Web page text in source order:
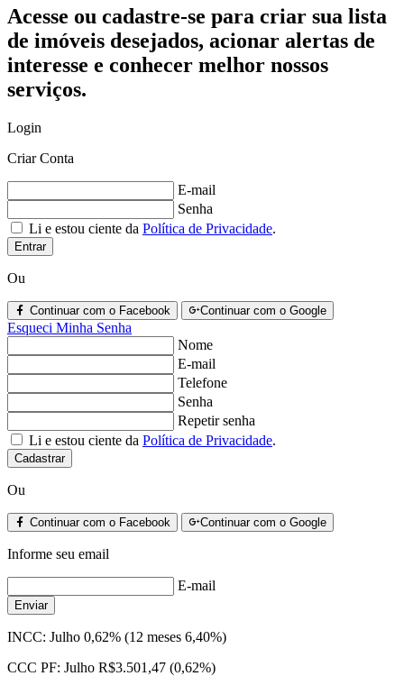
Acesse ou cadastre-se para criar sua lista
de imóveis desejados, acionar alertas de
interesse e conhecer melhor nossos
serviços.
Login
Criar Conta
E-mail
Senha
Li e estou ciente da Política de Privacidade.
Entrar
Ou
Continuar com o Facebook Continuar com o Google
Esqueci Minha Senha
Nome
E-mail
Telefone
Senha
Repetir senha
Li e estou ciente da Política de Privacidade.
Cadastrar
Ou
Continuar com o Facebook Continuar com o Google
Informe seu email
E-mail
Enviar
INCC: Julho 0,62% (12 meses 6,40%)
CCC PF: Julho R$3.501,47 (0,62%)